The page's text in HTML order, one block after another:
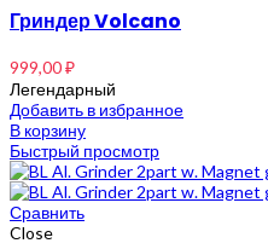
Гриндер Volcano
999,00₽
Легендарный
Добавить в избранное
В корзину
Быстрый просмотр
Сравнить
Close